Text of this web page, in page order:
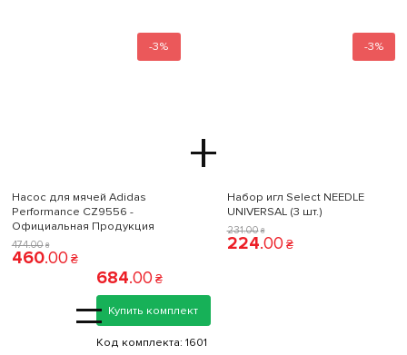
-3%
+
Насос для мячей Adidas
Performance CZ9556 -
Официальная Продукция
474.00 ₴
460.00 ₴
-3%
Набор игл Select NEEDLE
UNIVERSAL (3 шт.)
231.00 ₴
224.00 ₴
=
684.00 ₴
Купить комплект
Код комплекта: 1601